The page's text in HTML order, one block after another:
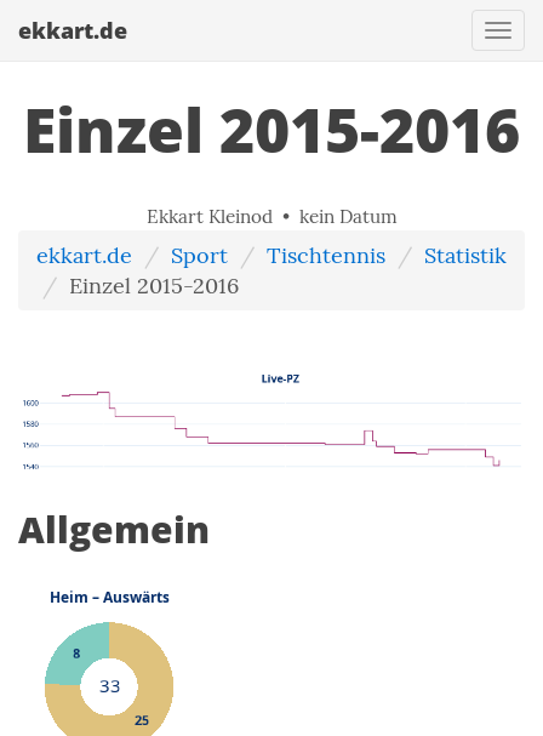
ekkart.de
Einzel 2015-2016
Ekkart Kleinod • kein Datum
ekkart.de Sport Tischtennis
Statistik
Einzel 2015-2016
Allgemein